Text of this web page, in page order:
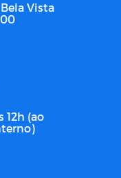
Vista
12h (ao